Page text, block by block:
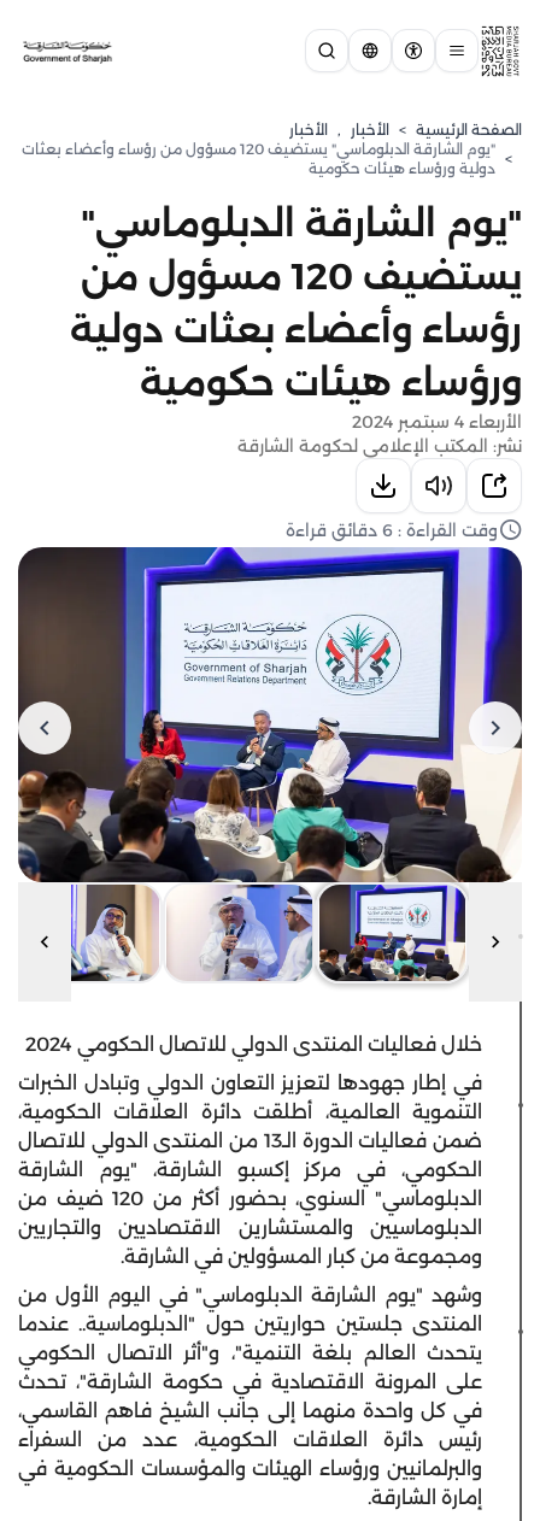
الصفحة الرئيسية > الأخبار , الأخبار
>
"يوم الشارقة الدبلوماسي" يستضيف 120 مسؤول من رؤساء وأعضاء بعثات
دولية ورؤساء هيئات حكومية
"يوم الشارقة الدبلوماسي"
يستضيف 120 مسؤول من
رؤساء وأعضاء بعثات دولية
ورؤساء هيئات حكومية
الأربعاء 4 سبتمبر 2024
نشر: المكتب الإعلامي لحكومة الشارقة
وقت القراءة : 6 دقائق قراءة
خلال فعاليات المنتدى الدولي للاتصال الحكومي 2024
في إطار جهودها لتعزيز التعاون الدولي وتبادل الخبرات
التنموية العالمية، أطلقت دائرة العلاقات الحكومية،
ضمن فعاليات الدورة الـ13 من المنتدى الدولي للاتصال
الحكومي، في مركز إكسبو الشارقة، "يوم الشارقة
الدبلوماسي" السنوي، بحضور أكثر من 120 ضيف من
الدبلوماسيين والمستشارين الاقتصاديين والتجاريين
ومجموعة من كبار المسؤولين في الشارقة.
وشهد "يوم الشارقة الدبلوماسي" في اليوم الأول من
المنتدى جلستين حواريتين حول "الدبلوماسية.. عندما
يتحدث العالم بلغة التنمية"، و"أثر الاتصال الحكومي
على المرونة الاقتصادية في حكومة الشارقة"، تحدث
في كل واحدة منهما إلى جانب الشيخ فاهم القاسمي،
رئيس دائرة العلاقات الحكومية، عدد من السفراء
والبرلمانيين ورؤساء الهيئات والمؤسسات الحكومية في
إمارة الشارقة.